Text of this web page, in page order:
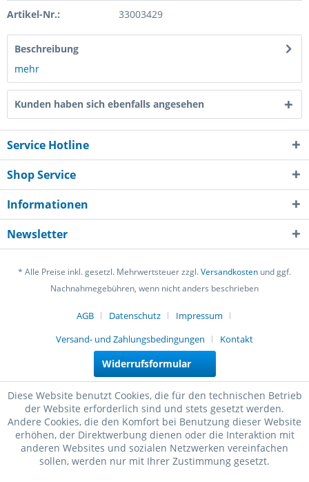
Artikel-Nr.: 33003429
Beschreibung
mehr
Kunden haben sich ebenfalls angesehen
Service Hotline
Shop Service
Informationen
Newsletter
* Alle Preise inkl. gesetzl. Mehrwertsteuer zzgl.Versandkosten und ggf.
Nachnahmegebühren, wenn nicht anders beschrieben
AGB Datenschutz
Impressum
Versand- und Zahlungsbedingungen
Kontakt
Widerrufsformular
Diese Website benutzt Cookies, die für den technischen Betrieb
der Website erforderlich sind und stets gesetzt werden.
Andere Cookies, die den Komfort bei Benutzung dieser Website
erhöhen, der Direktwerbung dienen oder die Interaktion mit
anderen Websites und sozialen Netzwerken vereinfachen
sollen, werden nur mit Ihrer Zustimmung gesetzt.